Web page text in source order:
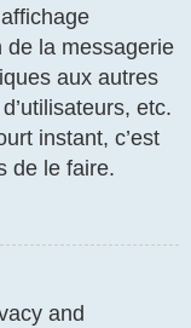
de la messagerie
aux autres
etc.
instant, c’est
de le faire.
and